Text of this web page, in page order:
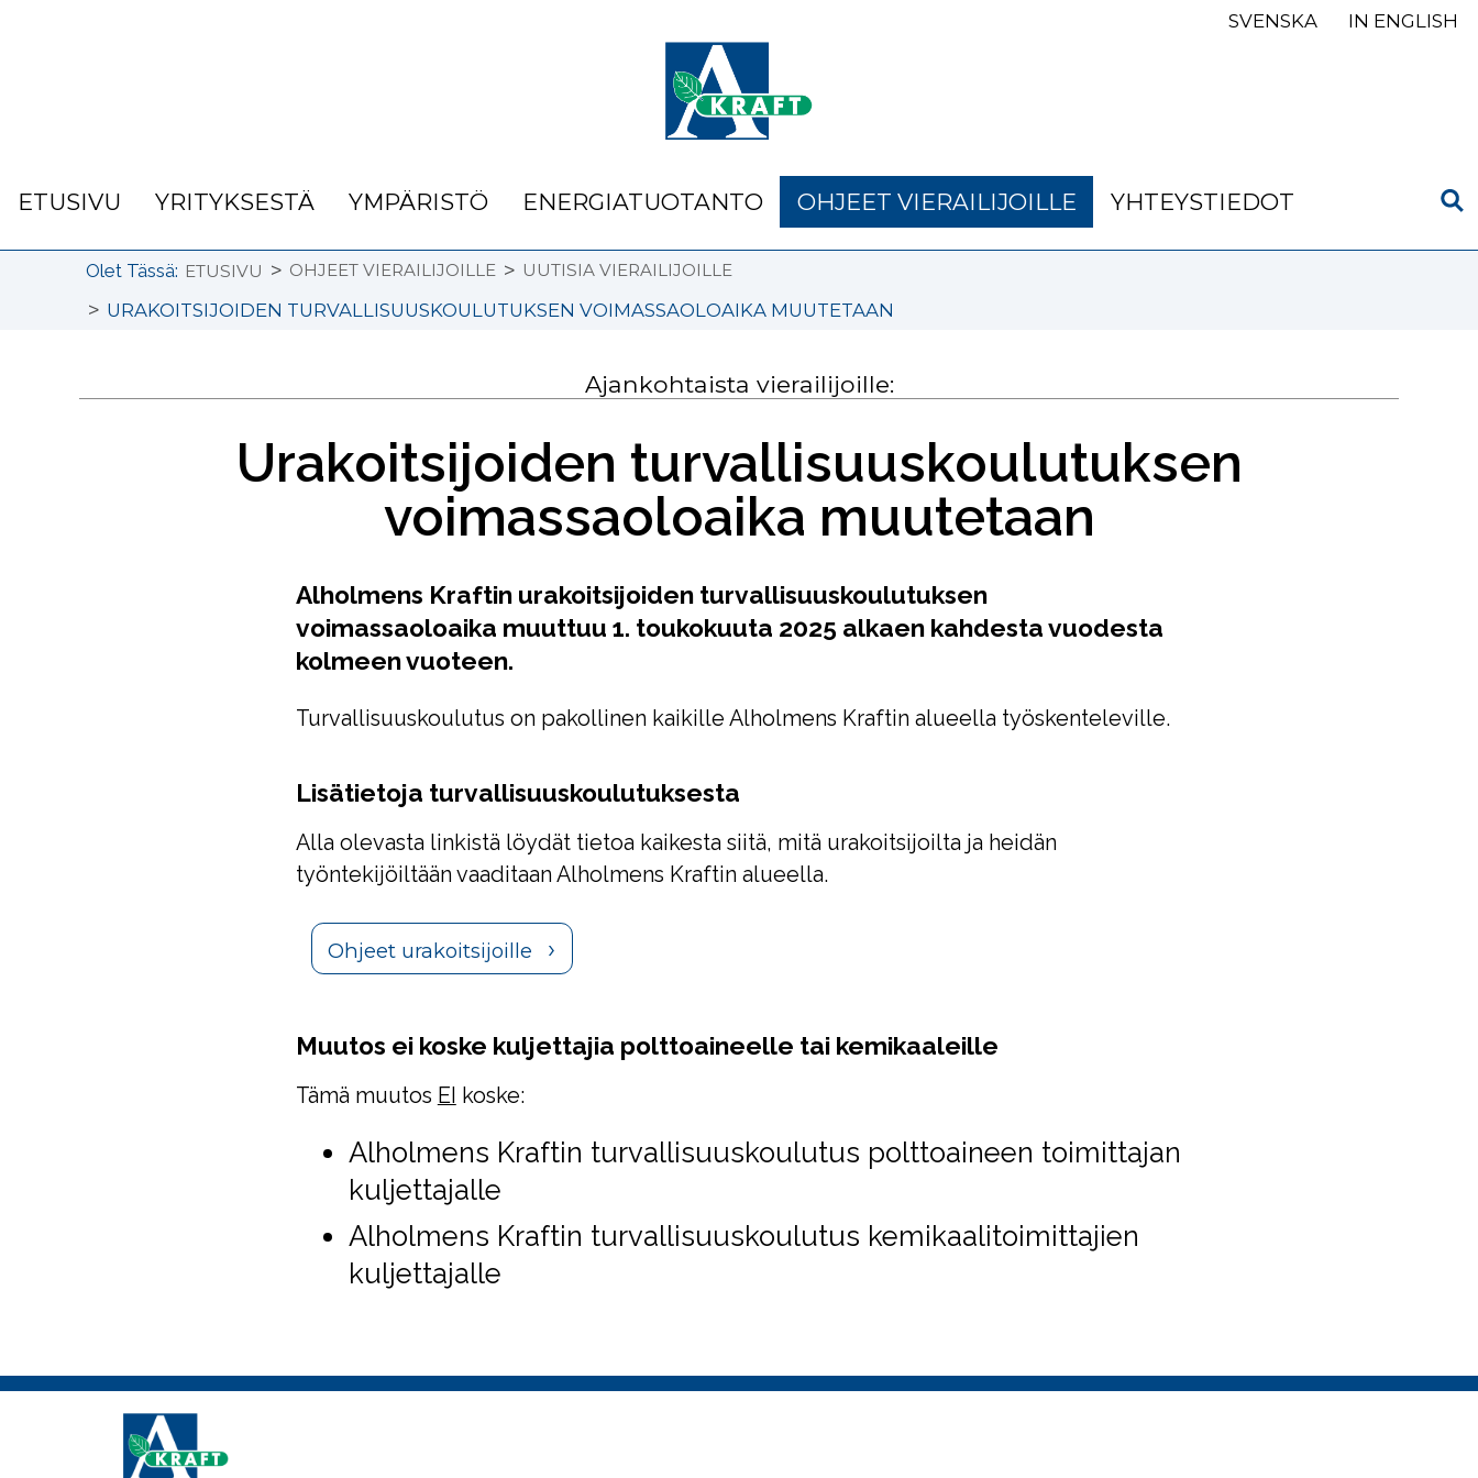
SVENSKA IN ENGLISH
ETUSIVU YRITYKSESTÄ YMPÄRISTÖ ENERGIATUOTANTO OHJEET VIERAILIJOILLE YHTEYSTIEDOT
Olet Tässä: ETUSIVU > OHJEET VIERAILIJOILLE > UUTISIA VIERAILIJOILLE
> URAKOITSIJOIDEN TURVALLISUUSKOULUTUKSEN VOIMASSAOLOAIKA MUUTETAAN
Ajankohtaista vierailijoille:
Urakoitsijoiden turvallisuuskoulutuksen
voimassaoloaika muutetaan
Alholmens Kraftin urakoitsijoiden turvallisuuskoulutuksen
voimassaoloaika muuttuu 1. toukokuuta 2025 alkaen kahdesta vuodesta
kolmeen vuoteen.
Turvallisuuskoulutus on pakollinen kaikille Alholmens Kraftin alueella työskenteleville.
Lisätietoja turvallisuuskoulutuksesta
Alla olevasta linkistä löydät tietoa kaikesta siitä, mitä urakoitsijoilta ja heidän
työntekijöiltään vaaditaan Alholmens Kraftin alueella.
Ohjeet urakoitsijoille
Muutos ei koske kuljettajia polttoaineelle tai kemikaaleille
Tämä muutos EI koske:
Alholmens Kraftin turvallisuuskoulutus polttoaineen toimittajan
kuljettajalle
Alholmens Kraftin turvallisuuskoulutus kemikaalitoimittajien
kuljettajalle